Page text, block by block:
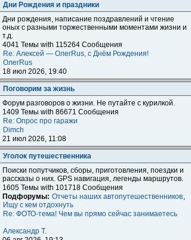
Дни Рождения и праздники
Дни рождения, написание поздравлений и чтение
оных с разными торжественными моментами жизни и
т.д.
4041 Темы with 115264 Сообщения
Re: Алексей — ОлегRus, с Днём Рождения!
ОлегRus
18 июл 2026, 19:40
Поговорим за жизнь
Форум разговоров о жизни. Не путайте с курилкой.
1409 Темы with 86671 Сообщения
Re: Опрос про гаражи
Dimch
21 июл 2026, 11:08
Уголок путешественника
Поиски попутчиков, сборы, приготовления, поездки и
расcказы о них. GPS навигация, легенды маршрутов.
1605 Темы with 101718 Сообщения
Подфорумы: Отчеты наших автопутешественников,
Ищу с кем отдохнуть
Re: ФОТО-тема! Чем вы прямо сейчас занимаетесь
Александр Т.